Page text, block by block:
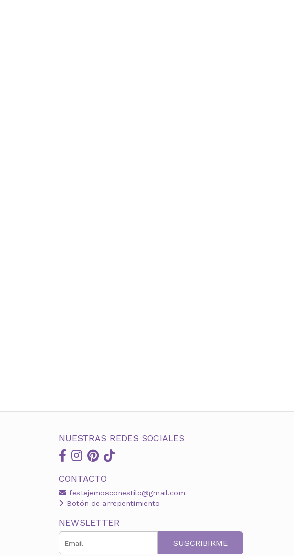
NUESTRAS REDES SOCIALES
CONTACTO
festejemosconestilo@gmail.com
Botón de arrepentimiento
NEWSLETTER
SUSCRIBIRME